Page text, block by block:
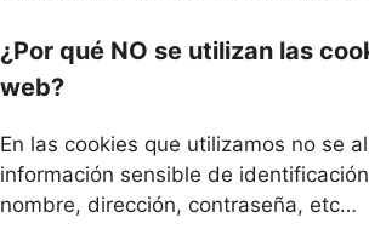
¿Por qué NO se utilizan las
web?
En las cookies que utilizamos no se
información sensible de
nombre, dirección, contraseña, etc…